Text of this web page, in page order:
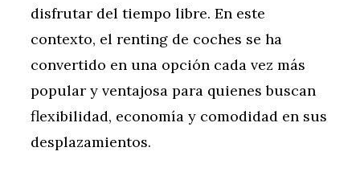
disfrutar del tiempo libre. En este
contexto, el renting de coches se ha
convertido en una opción cada vez más
popular y ventajosa para quienes buscan
flexibilidad, economía y comodidad en sus
desplazamientos.